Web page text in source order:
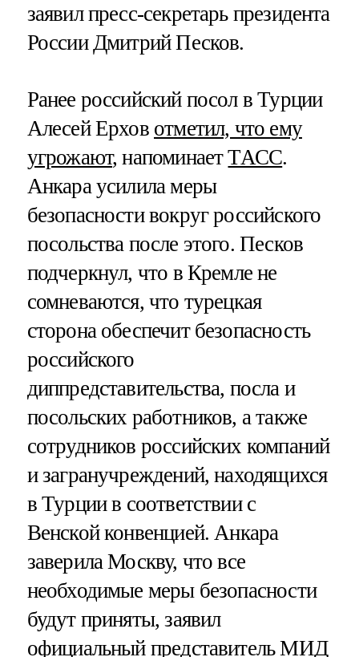
заявил пресс-секретарь президента
России Дмитрий Песков.
Ранее российский посол в Турции
Алесей Ерхов отметил, что ему
угрожают, напоминаетТАСС.
Анкара усилила меры
безопасности вокруг российского
посольства после этого. Песков
подчеркнул, что в Кремле не
сомневаются, что турецкая
сторона обеспечит безопасность
российского
диппредставительства, посла и
посольских работников, а также
сотрудников российских компаний
и загранучреждений, находящихся
в Турции в соответствии с
Венской конвенцией. Анкара
заверила Москву, что все
необходимые меры безопасности
будут приняты, заявил
официальный представитель МИД